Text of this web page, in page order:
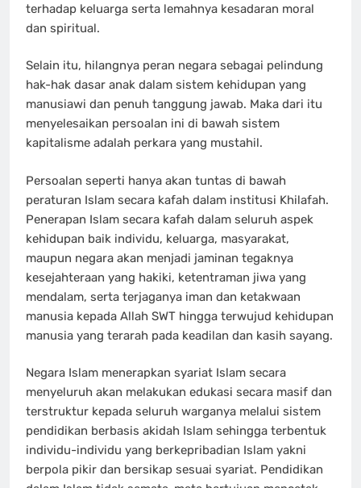
terhadap keluarga serta lemahnya kesadaran moral
dan spiritual.
Selain itu, hilangnya peran negara sebagai pelindung
hak-hak dasar anak dalam sistem kehidupan yang
manusiawi dan penuh tanggung jawab. Maka dari itu
menyelesaikan persoalan ini di bawah sistem
kapitalisme adalah perkara yang mustahil.
Persoalan seperti hanya akan tuntas di bawah
peraturan Islam secara kafah dalam institusi Khilafah.
Penerapan Islam secara kafah dalam seluruh aspek
kehidupan baik individu, keluarga, masyarakat,
maupun negara akan menjadi jaminan tegaknya
kesejahteraan yang hakiki, ketentraman jiwa yang
mendalam, serta terjaganya iman dan ketakwaan
manusia kepada Allah SWT hingga terwujud kehidupan
manusia yang terarah pada keadilan dan kasih sayang.
Negara Islam menerapkan syariat Islam secara
menyeluruh akan melakukan edukasi secara masif dan
terstruktur kepada seluruh warganya melalui sistem
pendidikan berbasis akidah Islam sehingga terbentuk
individu-individu yang berkepribadian Islam yakni
berpola pikir dan bersikap sesuai syariat. Pendidikan